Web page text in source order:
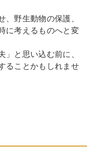
野生動物の保護、
に考えるものへと変
と思い込む前に、
ることかもしれませ